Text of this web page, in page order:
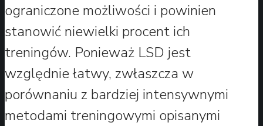
ograniczone możliwości i powinien
stanowić niewielki procent ich
treningów. Ponieważ LSD jest
względnie łatwy, zwłaszcza w
porównaniu z bardziej intensywnymi
metodami treningowymi opisanymi